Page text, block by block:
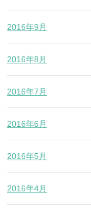
2016年9月
2016年8月
2016年7月
2016年6月
2016年5月
2016年4月